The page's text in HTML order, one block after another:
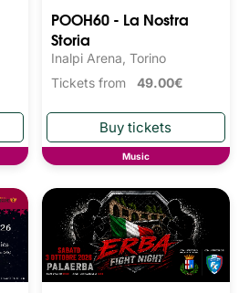
POOH60 - La Nostra
Storia
Inalpi Arena, Torino
Tickets from 49.00€
Music